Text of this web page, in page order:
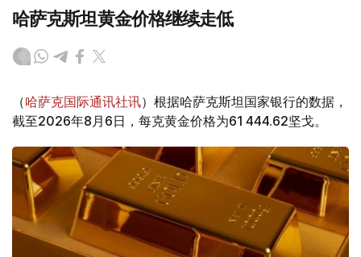
哈萨克斯坦黄金价格继续走低
（哈萨克国际通讯社讯）根据哈萨克斯坦国家银行的数据，
截至2026年8月6日，每克黄金价格为61 444.62坚戈。